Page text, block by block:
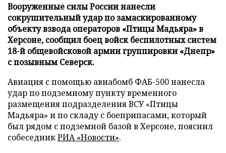
Вооруженные силы России нанесли
сокрушительный удар по замаскированному
объекту взвода операторов «Птицы Мадьяра» в
Херсоне, сообщил боец войск беспилотных систем
18-й общевойсковой армии группировки «Днепр»
с позывным Северск.
Авиация с помощью авиабомб ФАБ-500 нанесла
удар по подземному пункту временного
размещения подразделения ВСУ «Птицы
Мадьяра» и по складу с боеприпасами, который
был рядом с подземной базой в Херсоне, пояснил
собеседникРИА «Новости».